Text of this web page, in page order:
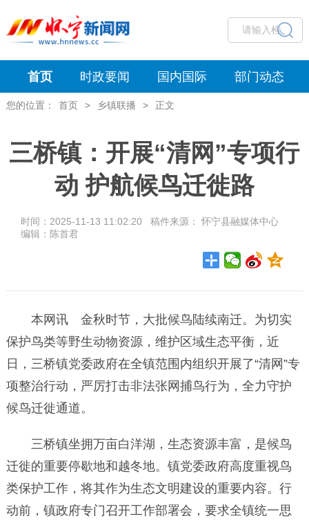
首页 时政要闻 国内国际 部门动态
您的位置： 首页 > 乡镇联播 > 正文
三桥镇：开展“清网”专项行
动 护航候鸟迁徙路
时间：2025-11-13 11:02:20 稿件来源： 怀宁县融媒体中心
编辑：陈首君
本网讯 金秋时节，大批候鸟陆续南迁。为切实
保护鸟类等野生动物资源，维护区域生态平衡，近
日，三桥镇党委政府在全镇范围内组织开展了“清网”专
项整治行动，严厉打击非法张网捕鸟行为，全力守护
候鸟迁徙通道。
三桥镇坐拥万亩白洋湖，生态资源丰富，是候鸟
迁徙的重要停歇地和越冬地。镇党委政府高度重视鸟
类保护工作，将其作为生态文明建设的重要内容。行
动前，镇政府专门召开工作部署会，要求全镇统一思